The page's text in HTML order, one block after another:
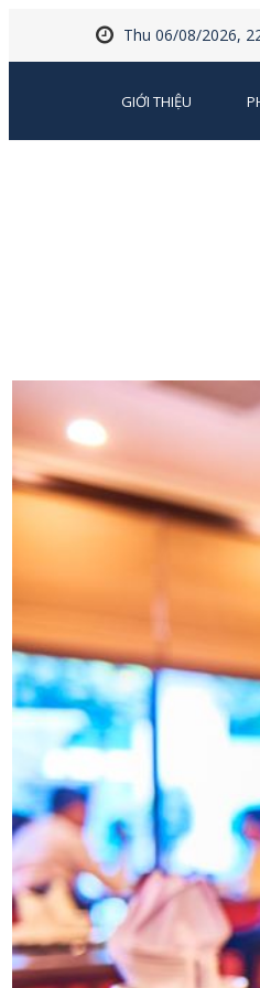
Thu 06/08/2026,
GIỚI THIỆU